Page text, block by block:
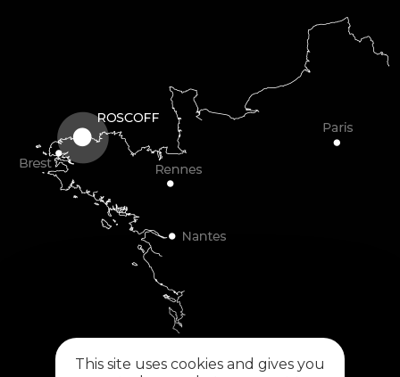
This site uses cookies and gives you